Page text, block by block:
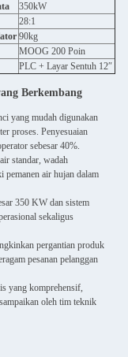
350kW
28:1
90kg
MOOG 200 Poin
PLC + Layar Sentuh 12″
Berkembang
yang mudah digunakan
proses. Penyesuaian
sebesar 40%.
standar, wadah
pemanen air hujan dalam
350 KW dan sistem
sekaligus
pergantian produk
pesanan pelanggan
yang komprehensif,
oleh tim teknik